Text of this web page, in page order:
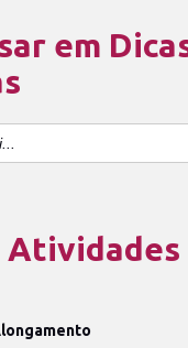
em
Atividades